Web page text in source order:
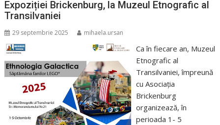
Expoziției Brickenburg, la Muzeul Etnografic al
Transilvaniei
29 septembrie 2025 mihaela.ursan
Ca în fiecare an, Muzeul
Etnografic al
Transilvaniei, împreună
cu Asociația
Brickenburg
organizează, în
perioada 1- 5